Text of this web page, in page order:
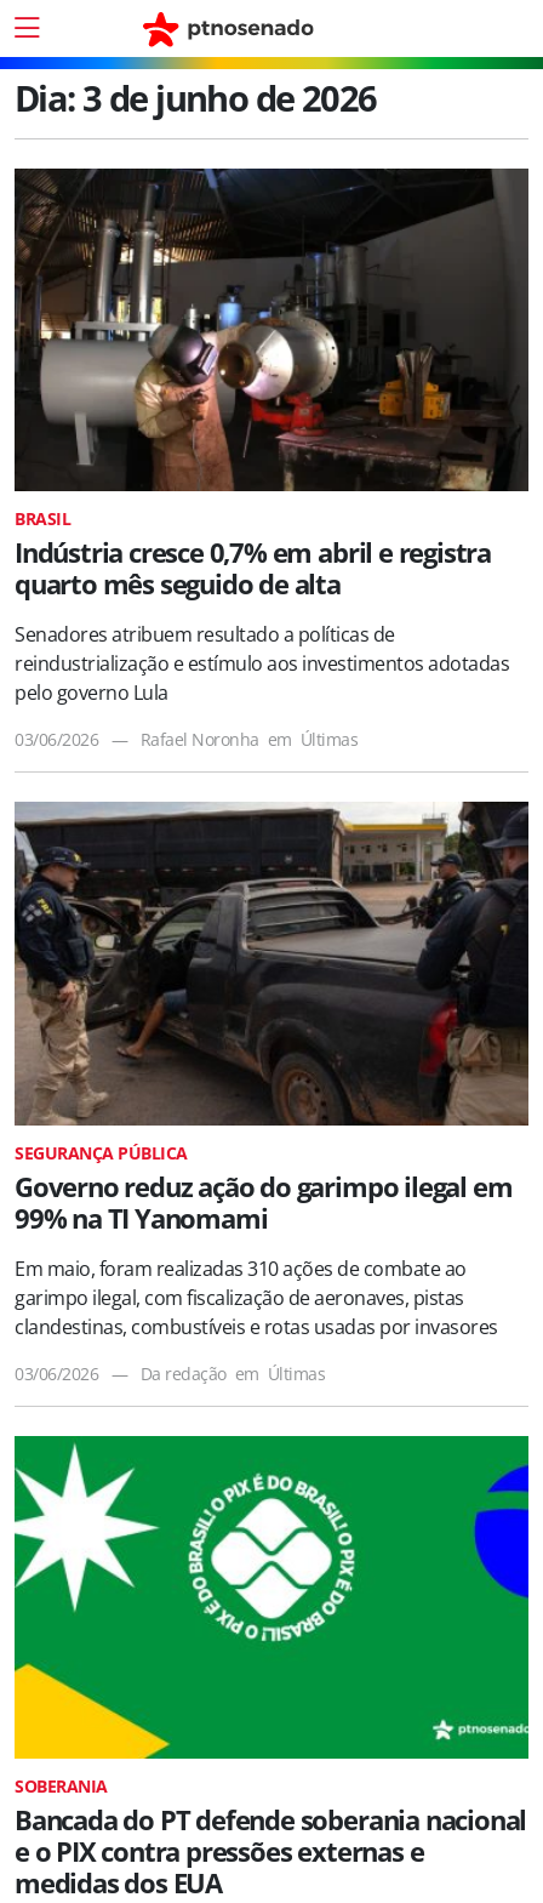
Dia:3 de junho de 2026
BRASIL
Indústria cresce 0,7% em abril e registra
quarto mês seguido de alta
Senadores atribuem resultado a políticas de
reindustrialização e estímulo aos investimentos adotadas
pelo governo Lula
03/06/2026 — Rafael Noronha em Últimas
SEGURANÇA PÚBLICA
Governo reduz ação do garimpo ilegal em
99% na TI Yanomami
Em maio, foram realizadas 310 ações de combate ao
garimpo ilegal, com fiscalização de aeronaves, pistas
clandestinas, combustíveis e rotas usadas por invasores
03/06/2026 — Da redação em Últimas
SOBERANIA
Bancada do PT defende soberania nacional
e o PIX contra pressões externas e
medidas dos EUA